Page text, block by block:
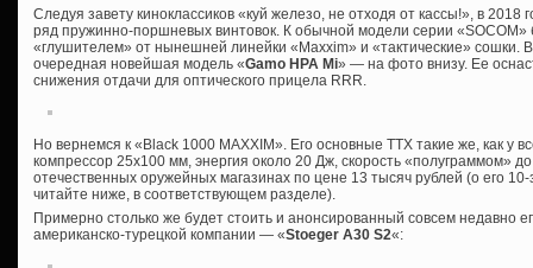
Следуя завету киноклассиков «куй железо, не отходя от кассы!», в
ряд пружинно-поршневых винтовок. К обычной модели серии «SOCOM»
«глушителем» от нынешней линейки «Maxxim» и «тактические» сошки.
очередная новейшая модель «Gamo HPA Mi» — на фото внизу. Ее
снижения отдачи для оптического прицела RRR.
Но вернемся к «Black 1000 MAXXIM». Его основные ТТХ такие же, как у
компрессор 25х100 мм, энергия около 20 Дж, скорость «полуграммом»
отечественных оружейных магазинах по цене 13 тысяч рублей (о его
читайте ниже, в соответствующем разделе).
Примерно столько же будет стоить и анонсированный совсем недавно
американско-турецкой компании — «Stoeger A30 S2«: